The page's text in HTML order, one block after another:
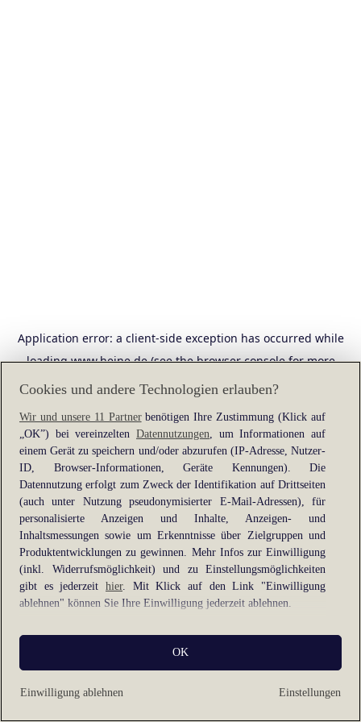
Application error: a client-side exception has occurred while
loadingwww.heine.de(see the browser consolefor more
information).
Cookies und andere Technologien erlauben?
Wir und unsere 11 Partnerbenötigen Ihre Zustimmung (Klick auf
„OK”) bei vereinzelten Datennutzungen, um Informationen auf
einem Gerät zu speichern und/oder abzurufen (IP-Adresse, Nutzer-
ID, Browser-Informationen, Geräte Kennungen). Die
Datennutzung erfolgt zum Zweck der Identifikation auf Drittseiten
(auch unter Nutzung pseudonymisierter E-Mail-Adressen), für
personalisierte Anzeigen und Inhalte, Anzeigen- und
Inhaltsmessungen sowie um Erkenntnisse über Zielgruppen und
Produktentwicklungen zu gewinnen. Mehr Infos zur Einwilligung
(inkl. Widerrufsmöglichkeit) und zu Einstellungsmöglichkeiten
gibt es jederzeit hier. Mit Klick auf den Link "Einwilligung
ablehnen" können Sie Ihre Einwilligung jederzeit ablehnen.
Sie können Ihre Einwilligung auch jederzeit grundlos mit Wirkung
für die Zukunft widerrufen, indem Sie z. B. auf den Button
"Cookie-Einstellungen" im Footer der Website und "Alle
ablehnen" klicken.
Einstellungen
Einwilligung ablehnen
OK